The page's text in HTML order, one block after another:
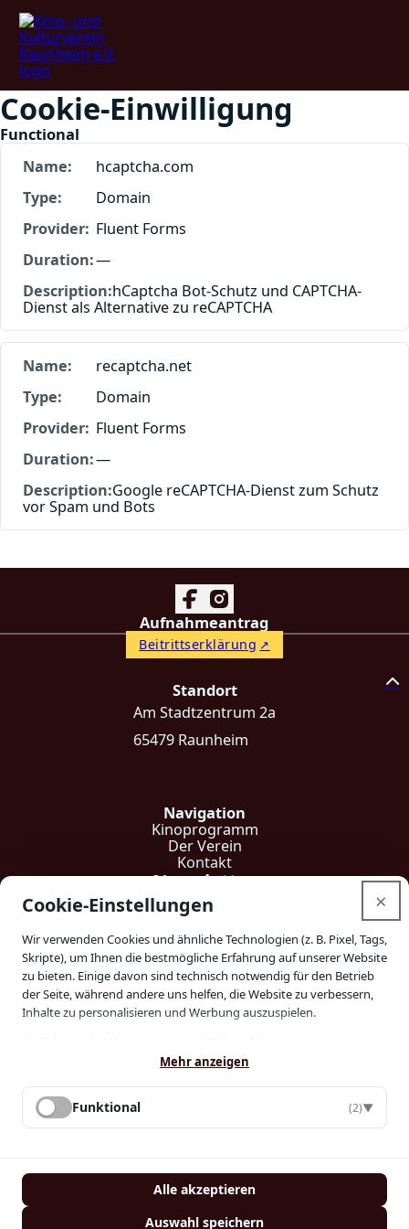
Cookie-Einwilligung
Functional
hcaptcha.com
Domain
Fluent Forms
—
hCaptcha Bot-Schutz und CAPTCHA-
Dienst als Alternative zu reCAPTCHA
recaptcha.net
Domain
Fluent Forms
—
Google reCAPTCHA-Dienst zum Schutz
vor Spam und Bots
Follow us on Facebook
Follow us on Instagram
Aufnahmeantrag
Beitrittserklärung
Standort
Am Stadtzentrum 2a
65479 Raunheim
Navigation
Kinoprogramm
Der Verein
Kontakt
Newsletter
Hier können Sie sich in unseren Newsletter eintragen.
Eintragen
Ich möchte Ihren Newsletter erhalten und akzeptiere die
Wir verwenden Sendinblue als unsere Marketing-Plattform. Wenn Sie das
Nutzungsbedingungen übertragen werden.
Telefon E-Mail
skip-to-actions
Cookie-Einstellungen ×
Wir verwenden Cookies und ähnliche Technologien (z. B. Pixel, Tags,
Skripte), um Ihnen die bestmögliche Erfahrung auf unserer Website
zu bieten. Einige davon sind technisch notwendig für den Betrieb
der Seite, während andere uns helfen, die Website zu verbessern,
Inhalte zu personalisieren und Werbung auszuspielen.
personenbezogene Daten (z. B. IP-Adresse, Geräteinformationen,
diesen verarbeitet werden — auch in Ländern außerhalb der
EU/des EWR (z. B. USA), in denen kein gleichwertiges
Datenschutzniveau gewährleistet ist (Art. 49 Abs. 1 lit. a DSGVO).
ausdrücklich zu.
Einige Verarbeitungen können auf Grundlage eines berechtigten
Interesses (Art. 6 Abs. 1 lit. f DSGVO) erfolgen. Sie können Ihre
Mehr anzeigen
Funktional (2)▼
Alle akzeptieren
Auswahl speichern
Cookie consent dialog opened